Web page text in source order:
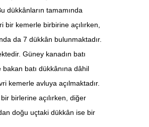
dükkânların tamamında
kemerle birbirine açılırken,
da 7 dükkân bulunmaktadır.
Güney kanadın batı
batı dükkânına dâhil
kemerle avluya açılmaktadır.
birlerine açılırken, diğer
doğu uçtaki dükkân ise bir